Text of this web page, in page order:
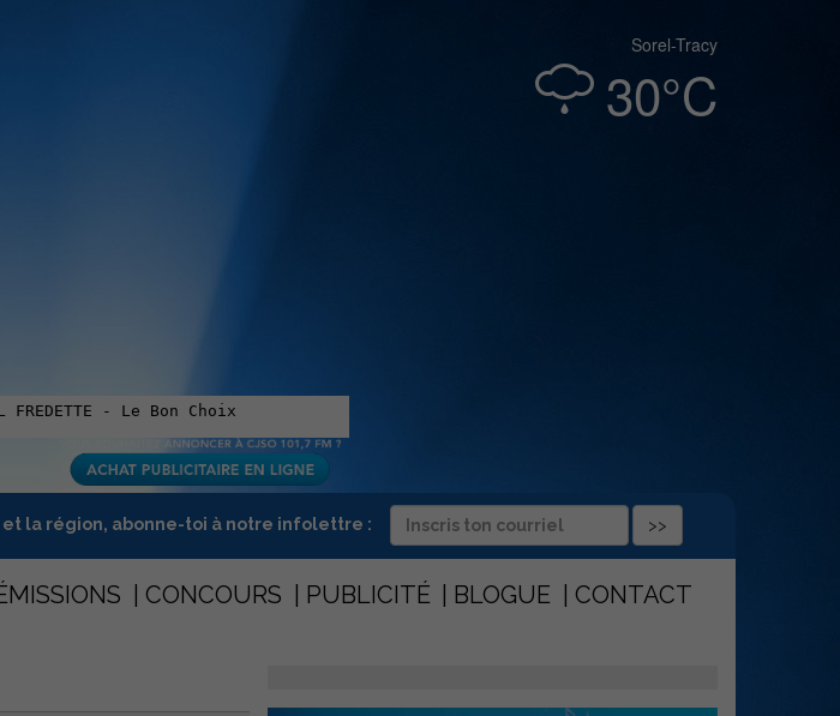
Sorel-Tracy
30°C
et la région, abonne-toi à notre infolettre :
CONCOURS PUBLICITÉ BLOGUE CONTACT